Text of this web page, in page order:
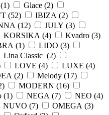
1) Glace (2)
(52) IBIZA (2)
(12) JULY (3)
KORSIKA (4) Kvadro (3)
(1) LIDO (3)
Lina Classic (2)
LOVE (4) LUXE (4)
(2) Melody (17)
) MODERN (16)
(1) NEGA (7) NEO (4)
NUVO (7) OMEGA (3)